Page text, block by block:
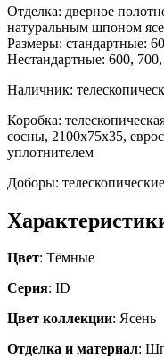
Отделка: дверное
натуральным шпоном
Размеры: стандартные:
Нестандартные: 600,
Наличник:
Коробка:
сосны, 2100х75х35,
уплотнителем
Доборы:
Цвет: Тёмные
Серия: ID
Цвет коллекции: Ясень
Отделка и материал: